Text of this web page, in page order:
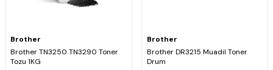
Brother
Brother TN3250 TN3290 Toner
Tozu 1KG
Brother
Brother DR3215 Muadil Toner
Drum